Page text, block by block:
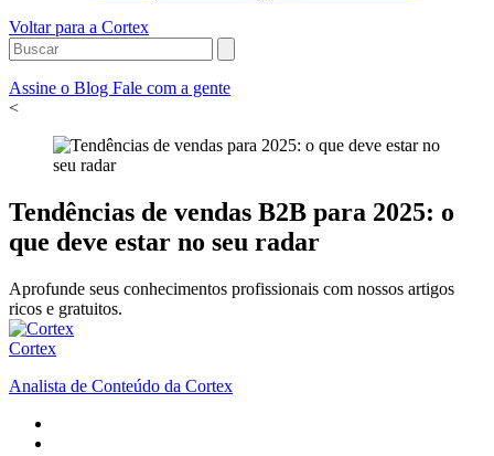
Voltar para a Cortex
Assine o Blog Fale com a gente
<
Tendências de vendas B2B para 2025: o
que deve estar no seu radar
Aprofunde seus conhecimentos profissionais com nossos artigos
ricos e gratuitos.
Cortex
Analista de Conteúdo da Cortex